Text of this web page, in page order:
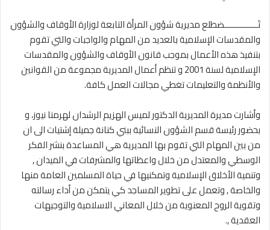
‎تَــــــــــــــضطلع مديرية شؤون المرأة التابعة لوزارة الأوقاف والشؤون
والمقدسات الإسلامية بالعديد من المهام والواجبات والتي تقوم
بتنفيذ هذه الأعمال بموجب قانون الأوقاف والشؤون والمقدسات
الإسلامية لسنة 2001 و تنظم أعمال المديرية مجموعة من القوانين
والأنظمة والتعليمات تغطي مجالات العمل كافة.
‎وأشارت مديرة المديرية الدكتور لميس الهزيم الرشدان لهرمنا نيوز، و
بحضور رئيسة قسم الشؤون النسائية ببني كنانة جميلة إشتيات الى ان
من بين المهام التي تقوم بها المديرية هي المساعدة بنشر الفكر
الوسطي والمعتدل من خلال واعظاتها والمشرفات في الميدان ,
وتنمية الأخلاق الإسلامية وتمكنيها في حياة المسلمين العامة منها
والخاصة , وتعمل على تطوير المساجد كي يتمكن من أداء رسالته
وتقوية الروح المعنوية من خلال المعاني الاسلامية والتوجيهات
العقدية ,.